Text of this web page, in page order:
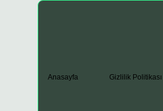
Anasayfa Gizlilik Politikası